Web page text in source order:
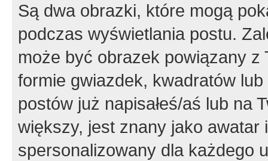
Są dwa obrazki, które mogą
podczas wyświetlania postu.
może być obrazek powiązany z
formie gwiazdek, kwadratów
postów już napisałeś/aś lub na
większy, jest znany jako
spersonalizowany dla każdego